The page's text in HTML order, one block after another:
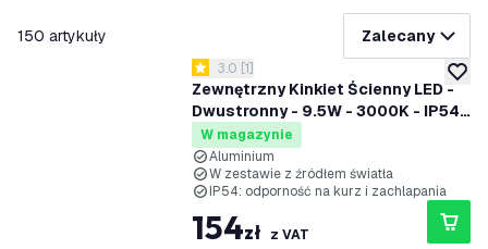
150 artykuły Zalecany
Zewnętrzny Kinkiet Ścienny LED -
Dwustronny - 9.5W - 3000K - IP54 -
Antracyt - Odpowiedni do Użytku
Wewnątrz i na Zewnątrz
otwórz panel recenzji
3 Gwiazdki oceny
3.0 [1]
W magazynie
Aluminium
W zestawie z źródłem światła
IP54: odporność na kurz i zachlapania
154zł z VAT
filtruj